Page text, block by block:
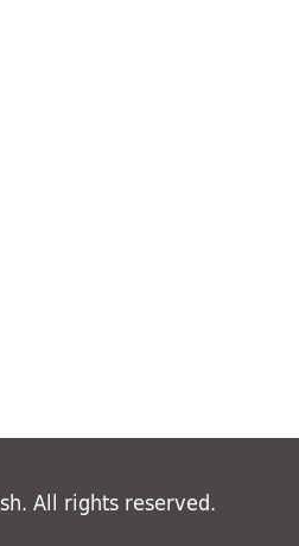
All rights reserved.